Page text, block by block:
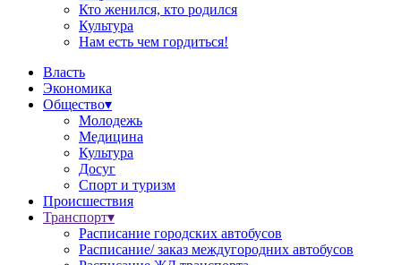
Кто женился, кто родился
Культура
Нам есть чем гордиться!
Власть
Экономика
Общество▾
Молодежь
Медицина
Культура
Досуг
Спорт и туризм
Происшествия
Транспорт▾
Расписание городских автобусов
Расписание/ заказ междугородних автобусов